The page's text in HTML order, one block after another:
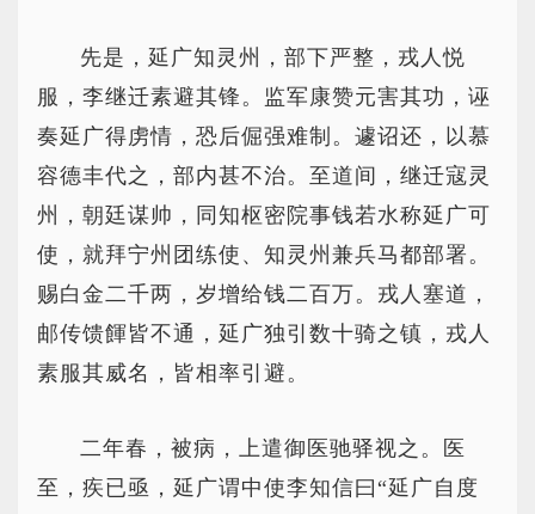
先是，延广知灵州，部下严整，戎人悦
服，李继迁素避其锋。监军康赞元害其功，诬
奏延广得虏情，恐后倔强难制。遽诏还，以慕
容德丰代之，部内甚不治。至道间，继迁寇灵
州，朝廷谋帅，同知枢密院事钱若水称延广可
使，就拜宁州团练使、知灵州兼兵马都部署。
赐白金二千两，岁增给钱二百万。戎人塞道，
邮传馈餫皆不通，延广独引数十骑之镇，戎人
素服其威名，皆相率引避。
二年春，被病，上遣御医驰驿视之。医
至，疾已亟，延广谓中使李知信曰“延广自度